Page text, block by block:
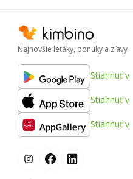
Najnovšie letáky, ponuky a zľavy
Stiahnuť v
Stiahnuť v
Stiahnuť v